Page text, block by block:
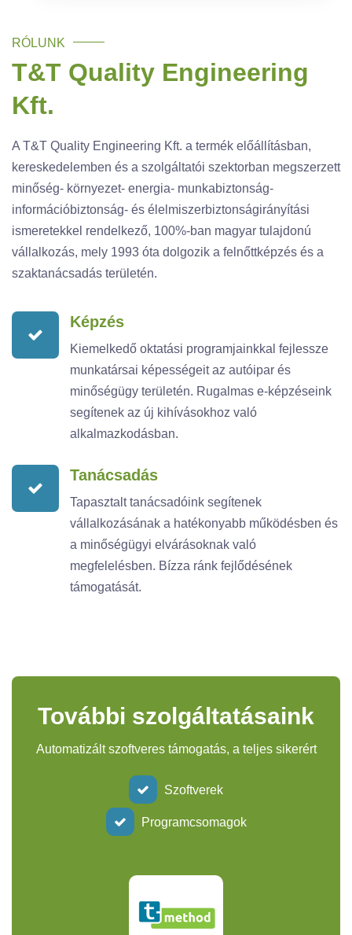
RÓLUNK
T&T Quality Engineering
Kft.
A T&T Quality Engineering Kft. a termék előállításban,
kereskedelemben és a szolgáltatói szektorban megszerzett
minőség- környezet- energia- munkabiztonság-
információbiztonság- és élelmiszerbiztonságirányítási
ismeretekkel rendelkező, 100%-ban magyar tulajdonú
vállalkozás, mely 1993 óta dolgozik a felnőttképzés és a
szaktanácsadás területén.
Képzés
Kiemelkedő oktatási programjainkkal fejlessze
munkatársai képességeit az autóipar és
minőségügy területén. Rugalmas e-képzéseink
segítenek az új kihívásokhoz való
alkalmazkodásban.
Tanácsadás
Tapasztalt tanácsadóink segítenek
vállalkozásának a hatékonyabb működésben és
a minőségügyi elvárásoknak való
megfelelésben. Bízza ránk fejlődésének
támogatását.
További szolgáltatásaink
Automatizált szoftveres támogatás, a teljes sikerért
Szoftverek
Programcsomagok